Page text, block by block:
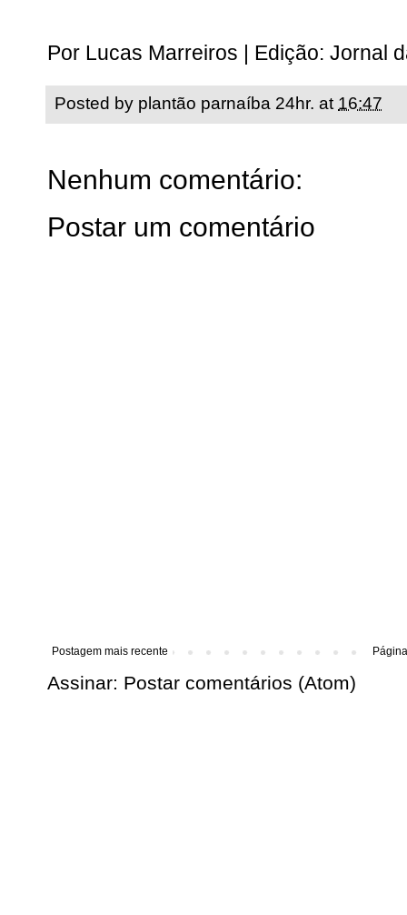
Por Lucas Marreiros | Edição: Jornal
Posted by plantão parnaíba 24hr. at 16:47
Nenhum comentário:
Postar um comentário
Postagem mais recente
Assinar: Postar comentários (Atom)